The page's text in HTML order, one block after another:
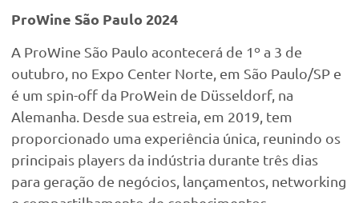
ProWine São Paulo 2024
A ProWine São Paulo acontecerá de 1º a 3 de
outubro, no Expo Center Norte, em São Paulo/SP e
é um spin-off da ProWein de Düsseldorf, na
Alemanha. Desde sua estreia, em 2019, tem
proporcionado uma experiência única, reunindo os
principais players da indústria durante três dias
para geração de negócios, lançamentos, networking